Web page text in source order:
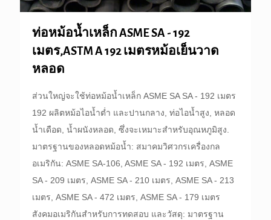
ท่อหม้อน้ำเหล็ก ASME SA - 192
เมตร,ASTM A 192 เมตรหม้อเย็นวาด
หลอด
ส่วนใหญ่จะใช้ท่อหม้อน้ำเหล็ก ASME SA SA - 192 เมตร
192 ผลิตหม้อไอน้ำต่ำ และปานกลาง, ท่อไอน้ำสูง, หลอด
น้ำเดือด, น้ำผนังหลอด, ซึ่งจะเหมาะสำหรับอุณหภูมิสูง.
มาตรฐานของหลอดหม้อน้ำ: สมาคมวิศวกรเครื่องกล
อเมริกัน: ASME SA-106, ASME SA - 192 เมตร, ASME
SA - 209 เมตร, ASME SA - 210 เมตร, ASME SA - 213
เมตร, ASME SA - 472 เมตร, ASME SA - 179 เมตร
สังคมอเมริกันสำหรับการทดสอบ และวัสดุ: มาตรฐาน